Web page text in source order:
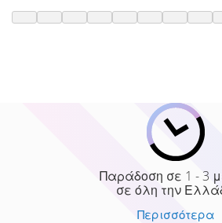
Παράδοση σε 1 - 3
σε όλη την
Περισσότερα